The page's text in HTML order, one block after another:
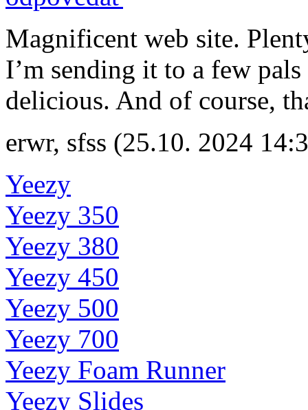
Magnificent web site.
I’m sending it to a few
delicious. And of course,
erwr, sfss (25.10. 2024
Yeezy
Yeezy 350
Yeezy 380
Yeezy 450
Yeezy 500
Yeezy 700
Yeezy Foam Runner
Yeezy Slides